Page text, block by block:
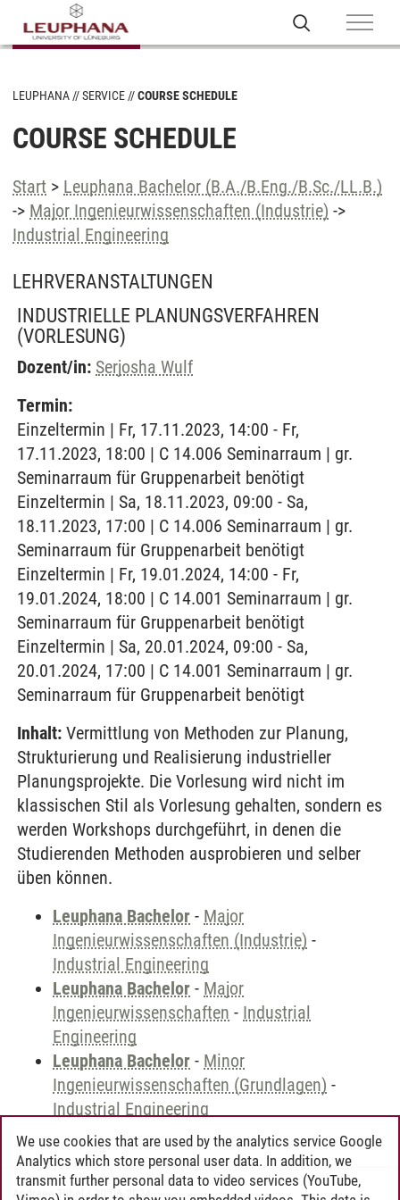
LEUPHANA SERVICE COURSE SCHEDULE
COURSE SCHEDULE
Start > Leuphana Bachelor (B.A./B.Eng./B.Sc./LL.B.)
-> Major Ingenieurwissenschaften (Industrie) ->
Industrial Engineering
LEHRVERANSTALTUNGEN
INDUSTRIELLE PLANUNGSVERFAHREN
(VORLESUNG)
Dozent/in: Serjosha Wulf
Termin:
Einzeltermin | Fr, 17.11.2023, 14:00 - Fr,
17.11.2023, 18:00 | C 14.006 Seminarraum | gr.
Seminarraum für Gruppenarbeit benötigt
Einzeltermin | Sa, 18.11.2023, 09:00 - Sa,
18.11.2023, 17:00 | C 14.006 Seminarraum | gr.
Seminarraum für Gruppenarbeit benötigt
Einzeltermin | Fr, 19.01.2024, 14:00 - Fr,
19.01.2024, 18:00 | C 14.001 Seminarraum | gr.
Seminarraum für Gruppenarbeit benötigt
Einzeltermin | Sa, 20.01.2024, 09:00 - Sa,
20.01.2024, 17:00 | C 14.001 Seminarraum | gr.
Seminarraum für Gruppenarbeit benötigt
Inhalt: Vermittlung von Methoden zur Planung,
Strukturierung und Realisierung industrieller
Planungsprojekte. Die Vorlesung wird nicht im
klassischen Stil als Vorlesung gehalten, sondern es
werden Workshops durchgeführt, in denen die
Studierenden Methoden ausprobieren und selber
üben können.
Leuphana Bachelor - Major
Ingenieurwissenschaften (Industrie) -
Industrial Engineering
Leuphana Bachelor - Major
Ingenieurwissenschaften - Industrial
Engineering
Leuphana Bachelor - Minor
Ingenieurwissenschaften (Grundlagen) -
Industrial Engineering
Andreea Tribel 30.06.2024
We use cookies that are used by the analytics service Google
Analytics which store personal user data. In addition, we
transmit further personal data to video services (YouTube,